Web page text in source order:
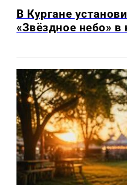
В Кургане
«Звёздное небо»